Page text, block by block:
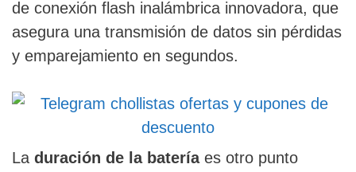
de conexión flash inalámbrica innovadora, que
asegura una transmisión de datos sin pérdidas
y emparejamiento en segundos.
La duración de la bateríaes otro punto